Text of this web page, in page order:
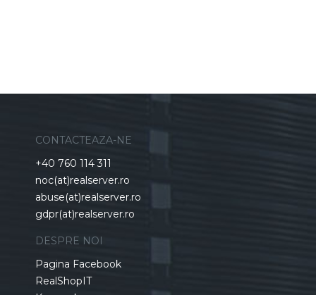
CONTACTEAZA-NE
+40 760 114 311
noc(at)realserver.ro
abuse(at)realserver.ro
gdpr(at)realserver.ro
DESPRE NOI
Pagina Facebook
RealShopIT